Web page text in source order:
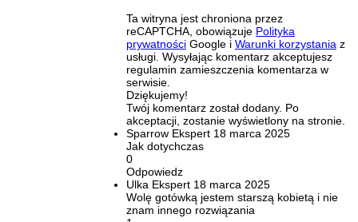
Ta witryna jest chroniona przez
reCAPTCHA, obowiązuje Polityka
prywatności Google i Warunki korzystania z
usługi. Wysyłając komentarz akceptujesz
regulamin zamieszczenia komentarza w
serwisie.
Dziękujemy!
Twój komentarz został dodany. Po
akceptacji, zostanie wyświetlony na stronie.
Sparrow Ekspert 18 marca 2025
Jak dotychczas
0
Odpowiedz
Ulka Ekspert 18 marca 2025
Wolę gotówką jestem starszą kobietą i nie
znam innego rozwiązania